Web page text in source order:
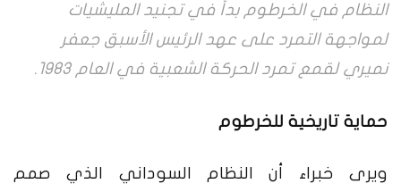
النظام في الخرطوم بدأ في تجنيد المليشيات
لمواجهة التمرد على عهد الرئيس الأسبق جعفر
نميري لقمع تمرد الحركة الشعبية في العام 1983.
حماية تاريخية للخرطوم
ويرى خبراء أن النظام السوداني الذي صمم